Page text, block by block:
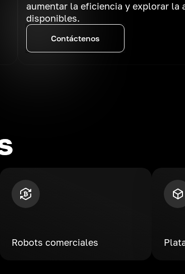
aumentar la eficiencia y explorar la
disponibles.
Contáctenos
Robots comerciales